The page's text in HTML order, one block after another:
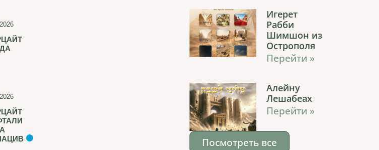
Игерет
Рабби
Шимшон из
Острополя
Перейти »
Алейну
Лешабеах
Перейти »
Посмотреть все